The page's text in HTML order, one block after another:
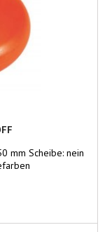
mm Scheibe: nein